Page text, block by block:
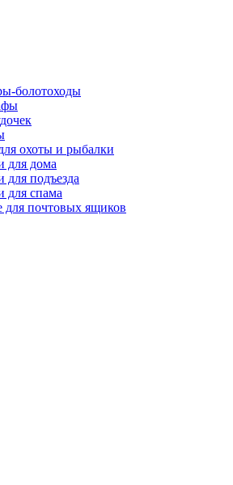
болотоходы
охоты и рыбалки
для дома
подъезда
для спама
почтовых ящиков